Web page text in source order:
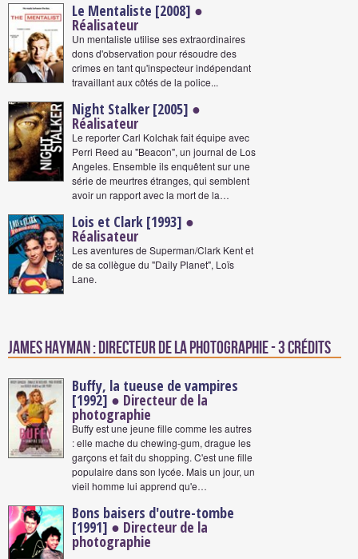
Le Mentaliste [2008] ●
Réalisateur
Un mentaliste utilise ses extraordinaires
dons d'observation pour résoudre des
crimes en tant qu'inspecteur indépendant
travaillant aux côtés de la police...
Night Stalker [2005] ●
Réalisateur
Le reporter Carl Kolchak fait équipe avec
Perri Reed au "Beacon", un journal de Los
Angeles. Ensemble ils enquêtent sur une
série de meurtres étranges, qui semblent
avoir un rapport avec la mort de la…
Lois et Clark [1993] ●
Réalisateur
Les aventures de Superman/Clark Kent et
de sa collègue du "Daily Planet", Loïs
Lane.
James Hayman : Directeur de la photographie - 3 crédits
Buffy, la tueuse de vampires
[1992] ● Directeur de la
photographie
Buffy est une jeune fille comme les autres
: elle mache du chewing-gum, drague les
garçons et fait du shopping. C'est une fille
populaire dans son lycée. Mais un jour, un
vieil homme lui apprend qu'e…
Bons baisers d'outre-tombe
[1991] ● Directeur de la
photographie